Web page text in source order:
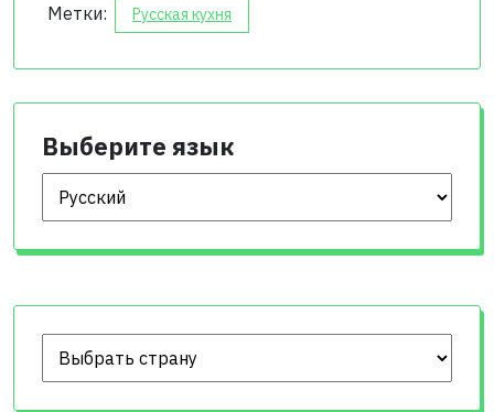
Метки: Русская кухня
Выберите язык
Выберите язык